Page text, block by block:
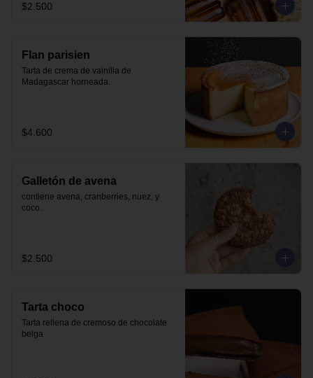
$2.500
Flan parisien
Tarta de crema de vainilla de
Madagascar horneada.
$4.600
Galletón de avena
contiene avena, cranberries, nuez, y
coco.
$2.500
Tarta choco
Tarta rellena de cremoso de chocolate
belga